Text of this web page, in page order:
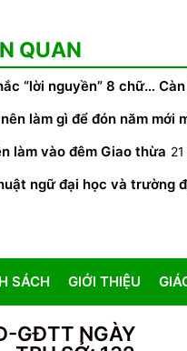
QUAN
“lời nguyền” 8 chữ…
làm gì để đón năm mới
làm vào đêm Giao thừa
ngữ đại học và trường
SÁCH GIỚI THIỆU
GĐTT NGÀY